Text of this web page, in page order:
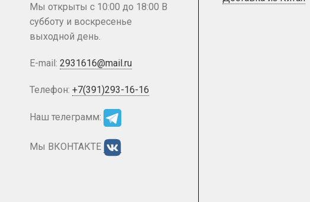
Мы открыты с 10:00 до 18:00 В
субботу и воскресенье
выходной день.
E-mail: 2931616@mail.ru
Телефон: +7(391)293-16-16
Наш телеграмм:
Мы ВКОНТАКТЕ